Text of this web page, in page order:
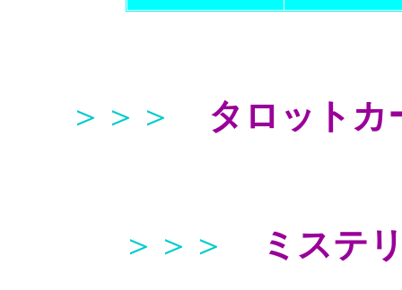
＞＞＞ タロットカ
＞＞＞ ミステ